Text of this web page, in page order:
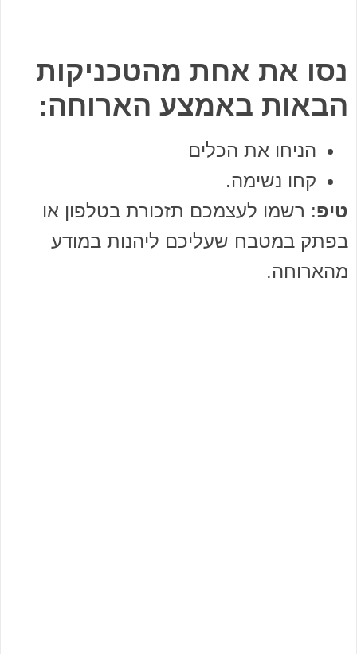
נסו את אחת מהטכניקות
הבאות באמצע הארוחה:
הניחו את הכלים
קחו נשימה.
טיפ: רשמו לעצמכם תזכורת בטלפון או
בפתק במטבח שעליכם ליהנות במודע
מהארוחה.